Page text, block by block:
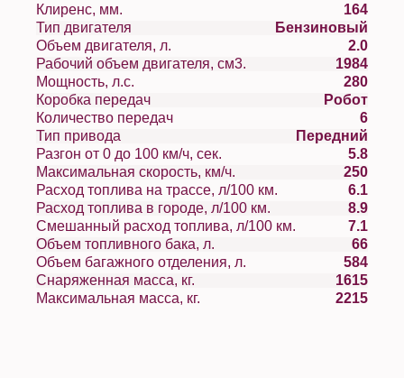
Клиренс, мм.
164
Тип двигателя
Бензиновый
Объем двигателя, л.
2.0
Рабочий объем двигателя, см3.
1984
Мощность, л.с.
280
Коробка передач
Робот
Количество передач
6
Тип привода
Передний
Разгон от 0 до 100 км/ч, сек.
5.8
Максимальная скорость, км/ч.
250
Расход топлива на трассе, л/100 км.
6.1
Расход топлива в городе, л/100 км.
8.9
Смешанный расход топлива, л/100 км.
7.1
Объем топливного бака, л.
66
Объем багажного отделения, л.
584
Снаряженная масса, кг.
1615
Максимальная масса, кг.
2215